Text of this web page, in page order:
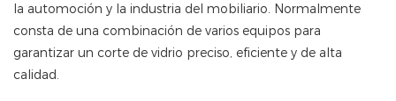
la automoción y la industria del mobiliario. Normalmente
consta de una combinación de varios equipos para
garantizar un corte de vidrio preciso, eficiente y de alta
calidad.